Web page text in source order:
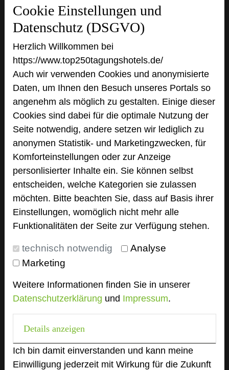
Cookie Einstellungen und
Datenschutz (DSGVO)
Herzlich Willkommen bei
https://www.top250tagungshotels.de/
Auch wir verwenden Cookies und anonymisierte
Daten, um Ihnen den Besuch unseres Portals so
angenehm als möglich zu gestalten. Einige dieser
Cookies sind dabei für die optimale Nutzung der
Seite notwendig, andere setzen wir lediglich zu
anonymen Statistik- und Marketingzwecken, für
Komforteinstellungen oder zur Anzeige
personlisierter Inhalte ein. Sie können selbst
entscheiden, welche Kategorien sie zulassen
möchten. Bitte beachten Sie, dass auf Basis ihrer
Einstellungen, womöglich nicht mehr alle
Funktionalitäten der Seite zur Verfügung stehen.
technisch notwendig
Analyse
Marketing
Weitere Informationen finden Sie in unserer
Datenschutzerklärung und Impressum.
Details anzeigen
Ich bin damit einverstanden und kann meine
Einwilligung jederzeit mit Wirkung für die Zukunft
Parkhotel Bilm im Glück am Stadtrand
Hannovers
Behmerotsfeld 6
31319 Sehnde-Bilm
phone +49 5138 609-0
mail Email
language Homepage
zur Tagungsanfrage hinzufügen add_circle
Bewertung
Tagungsplaner
Tagungsteilnehmer